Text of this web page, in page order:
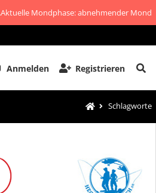
Aktuelle Mondphase: abnehmender Mond
Anmelden Registrieren
Schlagworte